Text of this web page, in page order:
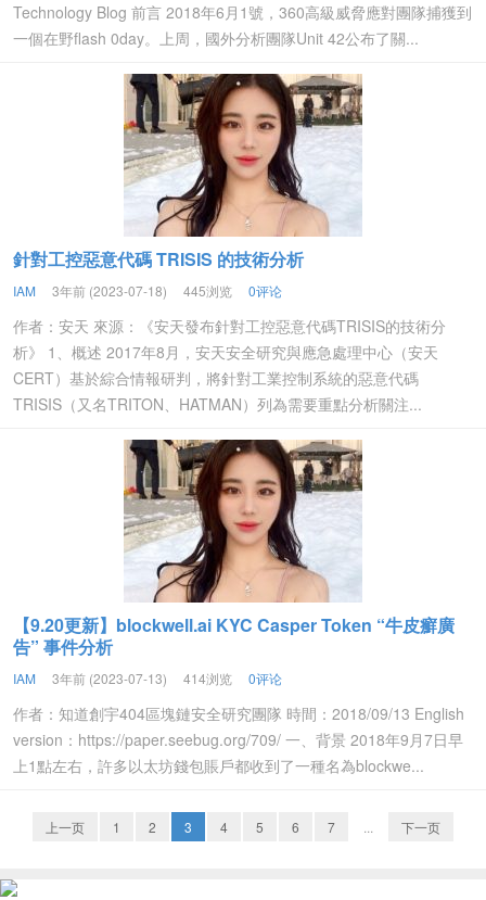
Technology Blog 前言 2018年6月1號，360高級威脅應對團隊捕獲到
一個在野flash 0day。上周，國外分析團隊Unit 42公布了關...
針對工控惡意代碼 TRISIS 的技術分析
IAM 3年前 (2023-07-18) 445浏览 0评论
作者：安天 來源：《安天發布針對工控惡意代碼TRISIS的技術分
析》 1、概述 2017年8月，安天安全研究與應急處理中心（安天
CERT）基於綜合情報研判，將針對工業控制系統的惡意代碼
TRISIS（又名TRITON、HATMAN）列為需要重點分析關注...
【9.20更新】blockwell.ai KYC Casper Token “牛皮癬廣
告” 事件分析
IAM 3年前 (2023-07-13) 414浏览 0评论
作者：知道創宇404區塊鏈安全研究團隊 時間：2018/09/13 English
version：https://paper.seebug.org/709/ 一、背景 2018年9月7日早
上1點左右，許多以太坊錢包賬戶都收到了一種名為blockwe...
上一页 1 2 3 4 5 6 7 下一页